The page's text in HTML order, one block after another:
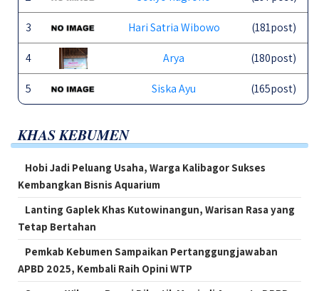
3 Hari Satria Wibowo (181post)
4 Arya (180post)
5 Siska Ayu (165post)
KHAS KEBUMEN
Hobi Jadi Peluang Usaha, Warga Kalibagor Sukses
Kembangkan Bisnis Aquarium
Lanting Gaplek Khas Kutowinangun, Warisan Rasa yang
Tetap Bertahan
Pemkab Kebumen Sampaikan Pertanggungjawaban
APBD 2025, Kembali Raih Opini WTP